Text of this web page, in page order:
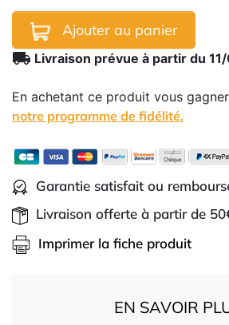
Ajouter au panier
local_shipping Livraison prévue à partir du
En achetant ce produit vous
notre programme de fidélité.
Garantie satisfait ou
Livraison offerte à partir de
Imprimer la fiche produit
EN SAVOIR